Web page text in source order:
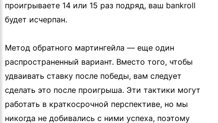
проигрываете 14 или 15 раз подряд, ваш bankroll
будет исчерпан.
Метод обратного мартингейла — еще один
распространенный вариант. Вместо того, чтобы
удваивать ставку после победы, вам следует
сделать это после проигрыша. Эти тактики могут
работать в краткосрочной перспективе, но мы
никогда не добивались с ними успеха, поэтому